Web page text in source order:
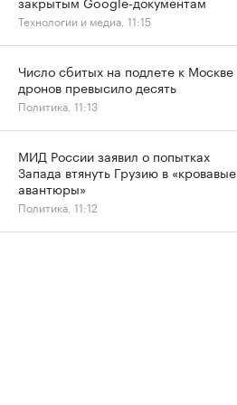
Технологии и медиа, 11:15
Число сбитых на подлете к Москве
дронов превысило десять
Политика, 11:13
МИД России заявил о попытках
Запада втянуть Грузию в «кровавые
авантюры»
Политика, 11:12